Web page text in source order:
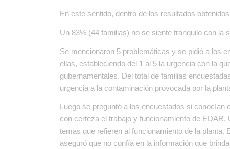
En este sentido, dentro de los resultados
Un 83% (44 familias) no se siente tranquilo con la
Se mencionaron 5 problemáticas y se pidió a los
ellas, estableciendo del 1 al 5 la urgencia con la
gubernamentales. Del total de familias
urgencia a la contaminación provocada por la
Luego se preguntó a los encuestados si conocían
con certeza el trabajo y funcionamiento de
temas que refieren al funcionamiento de la
aseguró que no confía en la información que